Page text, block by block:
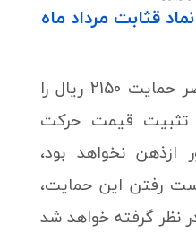
قثابت مرداد ماه
سهم قثابت در حال حاضر حمایت 2150 ریال را
تثبیت قیمت حرکت
ریال دور ازذهن نخواهد بود،
رفتن این حمایت،
1800 ریال در نظر گرفته خواهد شد